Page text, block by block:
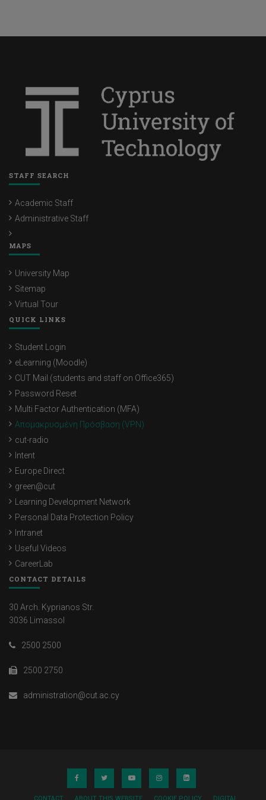
Συνδιάσκεψη με βίντεο
Αποθήκευση Δεδομένων (storage)
Βάσεις Δεδομένων
Ψηφιακή σήμανση
Telephony Self Care Portal
WI-FI
CUT Cloud
Live Events
Cisco Jabber
Δημιουργία συντομεύσεων
Webmeetings
Mail to Mobile
Multi Factor Authentication (MFA)
Useful Videos
STAFF SEARCH
Academic Staff
Administrative Staff
MAPS
University Map
Sitemap
Virtual Tour
QUICK LINKS
Student Login
eLearning (Moodle)
CUT Mail (students and staff on Office365)
Password Reset
Multi Factor Authentication (MFA)
Απομακρυσμένη Πρόσβαση (VPN)
cut-radio
Intent
Europe Direct
green@cut
Learning Development Network
Personal Data Protection Policy
Intranet
Useful Videos
CareerLab
CONTACT DETAILS
30 Arch. Kyprianos Str.
3036 Limassol
2500 2500
2500 2750
administration@cut.ac.cy